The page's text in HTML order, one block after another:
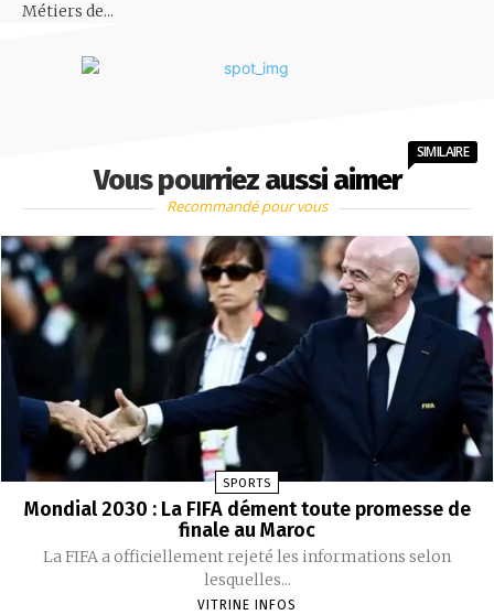
Métiers de...
Vous pourriez aussi aimer
SIMILAIRE
Recommandé pour vous
SPORTS
Mondial 2030 : La FIFA dément toute promesse de
finale au Maroc
La FIFA a officiellement rejeté les informations selon
lesquelles...
VITRINE INFOS